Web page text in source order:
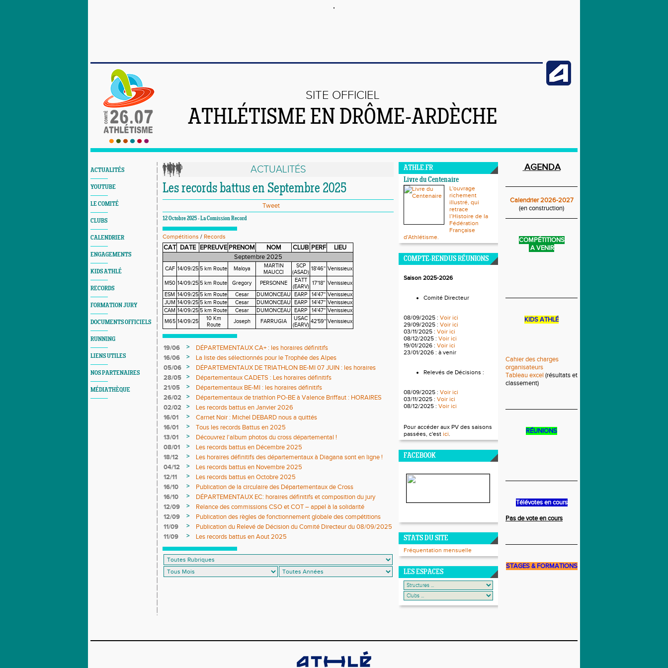
SITE OFFICIEL
ATHLÉTISME EN DRÔME-ARDÈCHE
ACTUALITÉS
YOUTUBE
LE COMITÉ
CLUBS
CALENDRIER
ENGAGEMENTS
KIDS ATHLÉ
RECORDS
FORMATION JURY
DOCUMENTS OFFICIELS
RUNNING
LIENS UTILES
NOS PARTENAIRES
MÉDIATHÈQUE
ACTUALITÉS
Les records battus en Septembre 2025
Tweet
12 Octobre 2025 - La Comission Record
Compétitions / Records
CAT DATE EPREUVE PRENOM NOM CLUB PERF
LIEU
Septembre 2025
CAF 14/09/25 5 km Route Maloya
MARTIN
MAUCCI
SCP
(ASAD)
18'46'' Venissieux
M50 14/09/25 5 km Route Gregory PERSONNE
EATT
(EARV)
17'18'' Venissieux
ESM 14/09/25 5 km Route Cesar DUMONCEAU EARP 14'47'' Venissieux
JUM 14/09/25 5 km Route Cesar DUMONCEAU EARP 14'47'' Venissieux
CAM 14/09/25 5 km Route Cesar DUMONCEAU EARP 14'47'' Venissieux
M65 14/09/25
10 Km
Route
Joseph FARRUGIA
USAC
(EARV)
42'59'' Venissieux
19/06 >
DÉPARTEMENTAUX CA+ : les horaires définitifs
16/06
>
La liste des sélectionnés pour le Trophée des Alpes
05/06
>
DÉPARTEMENTAUX DE TRIATHLON BE-MI 07 JUIN : les horaires
définitifs sont en ligne
28/05 >
Départementaux CADETS : Les horaires définitifs
21/05
>
Départementaux BE-MI : les horaires définitifs
26/02
>
Départementaux de triathlon PO-BE à Valence Briffaut : HORAIRES
DÉFINITIFS ET COMPO JURY
02/02 >
Les records battus en Janvier 2026
16/01
>
Carnet Noir : Michel DEBARD nous a quittés
16/01
>
Tous les records Battus en 2025
13/01
>
Découvrez l'album photos du cross départemental !
08/01
>
Les records battus en Décembre 2025
18/12
>
Les horaires définitifs des départementaux à Diagana sont en ligne !
04/12
>
Les records battus en Novembre 2025
12/11
>
Les records battus en Octobre 2025
16/10
>
Publication de la circulaire des Départementaux de Cross
16/10
>
DÉPARTEMENTAUX EC: horaires définitifs et composition du jury
12/09
>
Relance des commissions CSO et COT – appel à la solidarité
12/09
>
Publication des règles de fonctionnement globale des compétitions
11/09
>
Publication du Relevé de Décision du Comité Directeur du 08/09/2025
11/09
> Les records battus en Aout 2025
ATHLE.FR
Livre du Centenaire
L'ouvrage
richement
illustré, qui
retrace
l’Histoire de la
Fédération
Française
d'Athlétisme.
COMPTE-RENDUS RÉUNIONS
Saison 2025-2026
Comité Directeur
08/09/2025 : Voir ici
29/09/2025 : Voir ici
03/11/2025 : Voir ici
08/12/2025 : Voir ici
19/01/2026 : Voir ici
23/01/2026 : à venir
Relevés de Décisions :
08/09/2025 : Voir ici
03/11/2025 : Voir ici
08/12/2025 : Voir ici
Pour accéder aux PV des saisons
passées, c'est ici.
FACEBOOK
STATS DU SITE
Fréquentation mensuelle
LES ESPACES
AGENDA
Calendrier 2026-2027
(en construction)
COMPÉTITIONS
A VENIR
KIDS ATHLÉ
Cahier des charges
organisateurs
Tableau excel (résultats et
classement)
RÉUNIONS
Télévotes en cours
Pas de vote en cours
STAGES & FORMATIONS